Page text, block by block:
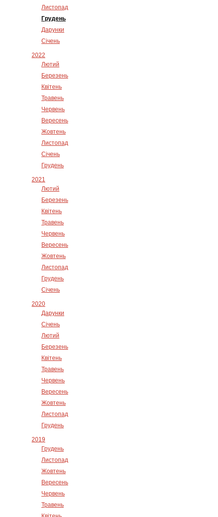
Листопад
Грудень
Дарунки
Січень
2022
Лютий
Березень
Квітень
Травень
Червень
Вересень
Жовтень
Листопад
Січень
Грудень
2021
Лютий
Березень
Квітень
Травень
Червень
Вересень
Жовтень
Листопад
Грудень
Січень
2020
Дарунки
Січень
Лютий
Березень
Квітень
Травень
Червень
Вересень
Жовтень
Листопад
Грудень
2019
Грудень
Листопад
Жовтень
Вересень
Червень
Травень